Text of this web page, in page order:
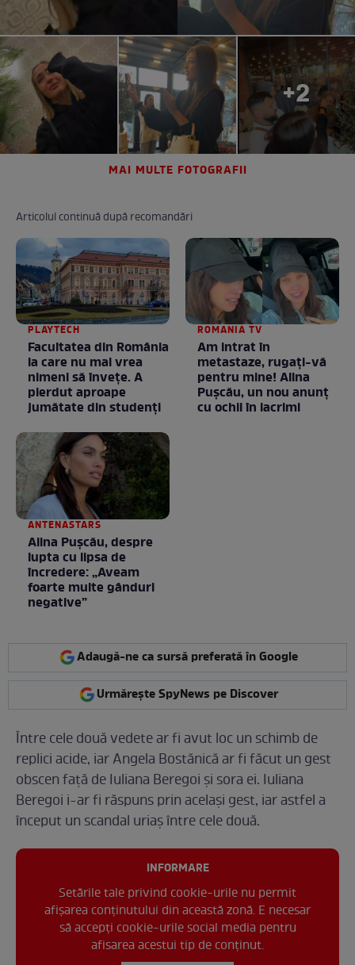
+2
MAI MULTE FOTOGRAFII
Articolul continuă după recomandări
PLAYTECH
Facultatea din România
la care nu mai vrea
nimeni să înveţe. A
pierdut aproape
jumătate din studenţi
ROMANIA TV
Am intrat în
metastaze, rugaţi-vă
pentru mine! Alina
Puşcău, un nou anunţ
cu ochii în lacrimi
ANTENASTARS
Alina Pușcău, despre
lupta cu lipsa de
încredere: „Aveam
foarte multe gânduri
negative”
Adaugă-ne ca sursă preferată în Google
Urmărește SpyNews pe Discover
Între cele două vedete ar fi avut loc un schimb de
replici acide, iar Angela Bostănică ar fi făcut un gest
obscen față de Iuliana Beregoi și sora ei. Iuliana
Beregoi i-ar fi răspuns prin același gest, iar astfel a
început un scandal uriaș între cele două.
INFORMARE
Setările tale privind cookie-urile nu permit
afișarea conținutului din această zonă. E necesar
să accepți cookie-urile social media pentru
afisarea acestui tip de conținut.